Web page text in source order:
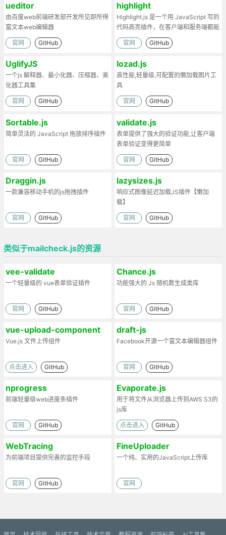
ueditor
由百度web前端研发部开发所见即所得
富文本web编辑器
官网 GitHub
highlight
Highlight.js 是一个用 JavaScript 写的
代码高亮插件，在客户端和服务端都能
工作。
官网 GitHub
UglifyJS
一个js 解释器、最小化器、压缩器、美
化器工具集
官网 GitHub
lozad.js
高性能,轻量级,可配置的懒加载图片工
具
官网 GitHub
Sortable.js
简单灵活的 JavaScript 拖放排序插件
官网 GitHub
validate.js
表单提供了强大的验证功能,让客户端
表单验证变得更简单
官网 GitHub
Draggin.js
一款兼容移动手机的js拖拽插件
官网 GitHub
lazysizes.js
响应式图像延迟加载JS插件【懒加
载】
官网 GitHub
类似于mailcheck.js的资源
vee-validate
一个轻量级的 vue表单验证插件
官网 GitHub
Chance.js
功能强大的 Js 随机数生成类库
官网 GitHub
vue-upload-component
Vue.js 文件上传组件
点击进入 GitHub
draft-js
Facebook开源一个富文本编辑器组件
官网 GitHub
nprogress
前端轻量级web进度条插件
官网 GitHub
Evaporate.js
用于将文件从浏览器上传到AWS S3的
js库
点击进入 GitHub
WebTracing
为前端项目提供完善的监控手段
官网 GitHub
FineUploader
一个纯、实用的JavaScript上传库
官网